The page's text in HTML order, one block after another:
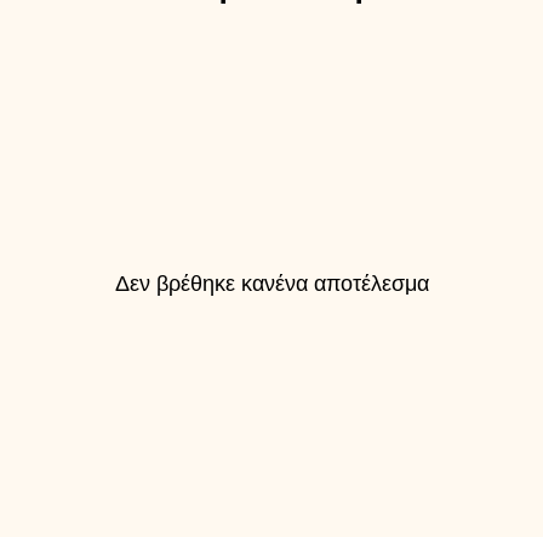
Δεν βρέθηκε κανένα αποτέλεσμα